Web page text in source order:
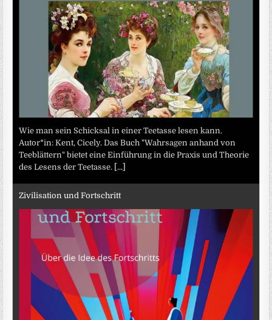
Wie man sein Schicksal in einer Teetasse lesen kann.
Autor*in: Kent, Cicely. Das Buch "Wahrsagen anhand von
Teeblättern" bietet eine Einführung in die Praxis und Theorie
des Lesens der Teetasse. [...]
Zivilisation und Fortschritt